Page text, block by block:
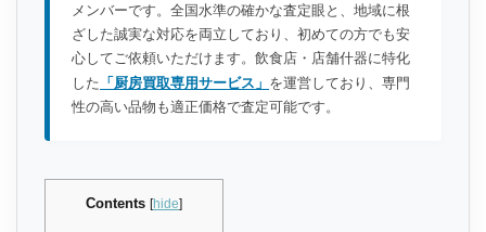
メンバーです。全国水準の確かな査定眼と、地域に根
ざした誠実な対応を両立しており、初めての方でも安
心してご依頼いただけます。飲食店・店舗什器に特化
した 「厨房買取専用サービス」 を運営しており、専門
性の高い品物も適正価格で査定可能です。
Contents [hide]